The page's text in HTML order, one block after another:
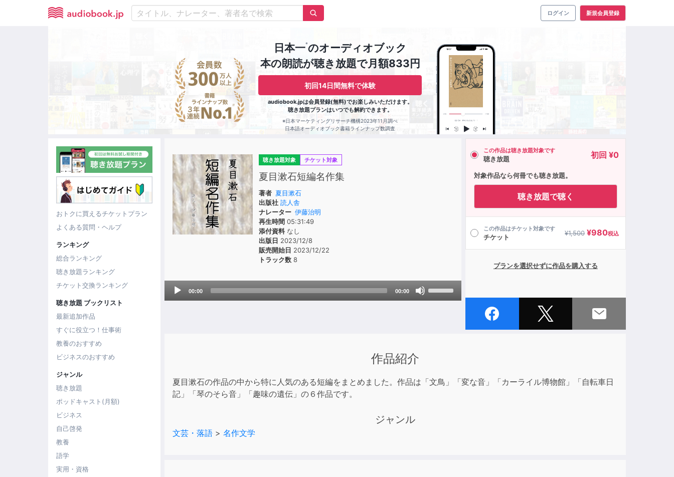
ログイン 新規会員登録
日本一※のオーディオブック
本の朗読が聴き放題で月額833円
初回14日間無料で体験
audiobook.jpは会員登録(無料)でお楽しみいただけます。
聴き放題プランはいつでも解約できます。
※日本マーケティングリサーチ機構2023年11月調べ
日本語オーディオブック書籍ラインナップ数調査
おトクに買えるチケットプラン
よくある質問・ヘルプ
ランキング
総合ランキング
聴き放題ランキング
チケット交換ランキング
聴き放題 ブックリスト
最新追加作品
すぐに役立つ！仕事術
教養のおすすめ
ビジネスのおすすめ
ジャンル
聴き放題
ポッドキャスト(月額)
ビジネス
自己啓発
教養
語学
実用・資格
聴き放題対象 チケット対象
夏目漱石短編名作集
著者 夏目漱石
出版社 読人舎
ナレーター 伊藤治明
再生時間 05:31:49
添付資料なし
出版日 2023/12/8
販売開始日 2023/12/22
トラック数 8
Audio
00:00 00:00
volume.
この作品は聴き放題対象です
聴き放題 初回 ¥0
対象作品なら何冊でも聴き放題。
聴き放題で聴く
この作品はチケット対象です
チケット ¥1,500 ¥980税込
プランを選択せずに作品を購入する
作品紹介
夏目漱石の作品の中から特に人気のある短編をまとめました。作品は「文鳥」「変な音」「カーライル博物館」「自転車日
記」「琴のそら音」「趣味の遺伝」の６作品です。
ジャンル
文芸・落語 > 名作文学